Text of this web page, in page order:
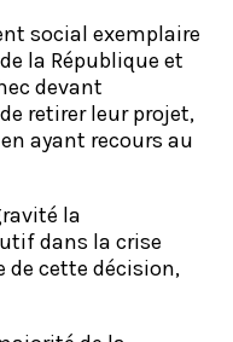
social exemplaire
la République et
devant
retirer leur projet,
ayant recours au
la
dans la crise
de cette décision,